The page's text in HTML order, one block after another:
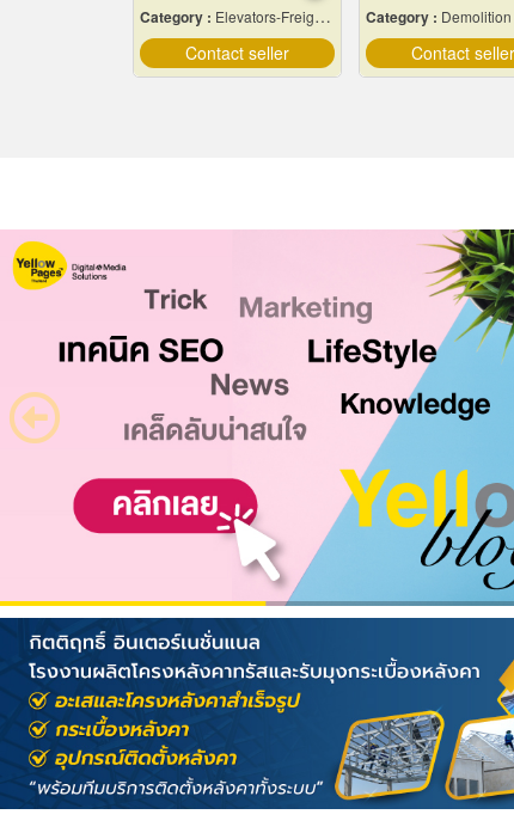
Category : Elevators-Freight & Passenger
Contact seller
Category : Demolition
Contact seller